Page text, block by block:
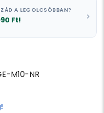
A LEGOLCSÓBBAN?
Ft!
M10-NR